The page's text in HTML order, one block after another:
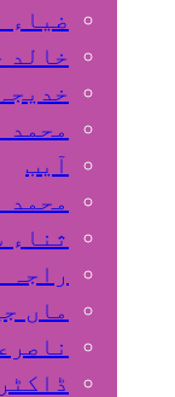
ضیاء
خالد
محمد
آیب
محمد
ثناء
راجہ
ماں